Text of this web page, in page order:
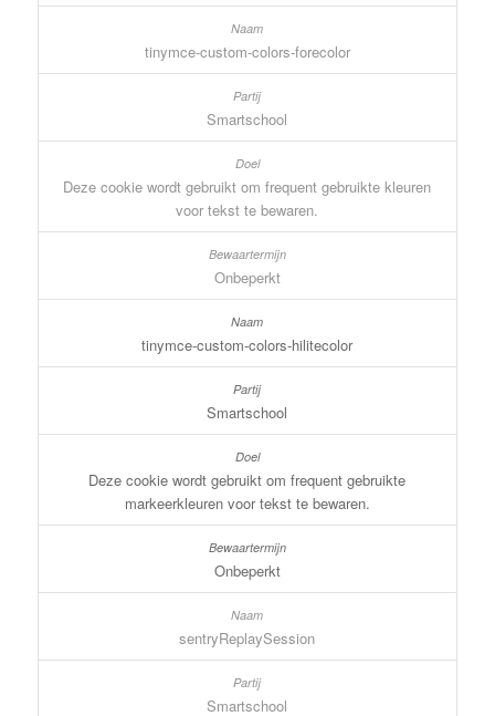
tinymce-custom-colors-forecolor
Smartschool
Deze cookie wordt gebruikt om frequent gebruikte kleuren
voor tekst te bewaren.
Onbeperkt
tinymce-custom-colors-hilitecolor
Smartschool
Deze cookie wordt gebruikt om frequent gebruikte
markeerkleuren voor tekst te bewaren.
Onbeperkt
sentryReplaySession
Smartschool